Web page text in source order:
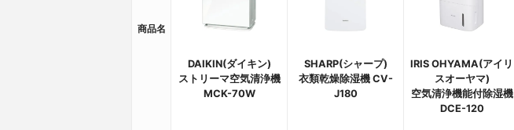
商品名
DAIKIN(ダイキン)
ストリーマ空気清浄機
MCK-70W
SHARP(シャープ)
衣類乾燥除湿機 CV-
J180
IRIS OHYAMA(アイリ
スオーヤマ)
空気清浄機能付除湿機
DCE-120